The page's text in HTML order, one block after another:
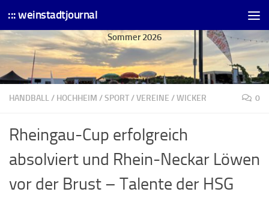
Skip to content
::: weinstadtjournal
Sommer 2026
HANDBALL/ HOCHHEIM /SPORT/VEREINE /WICKER 0
Rheingau-Cup erfolgreich
absolviert und Rhein-Neckar Löwen
vor der Brust – Talente der HSG